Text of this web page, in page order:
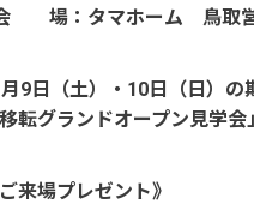
場：タマホーム 鳥取
9日（土）・10日（日）
移転グランドオープン見学会
ご来場プレゼント》